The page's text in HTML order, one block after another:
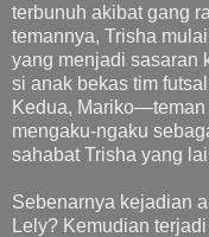
terbunuh akibat gang
temannya, Trisha
yang menjadi sasaran
si anak bekas tim
Kedua,
mengaku-ngaku
sahabat Trisha yang
Sebenarnya kejadian
Lely? Kemudian